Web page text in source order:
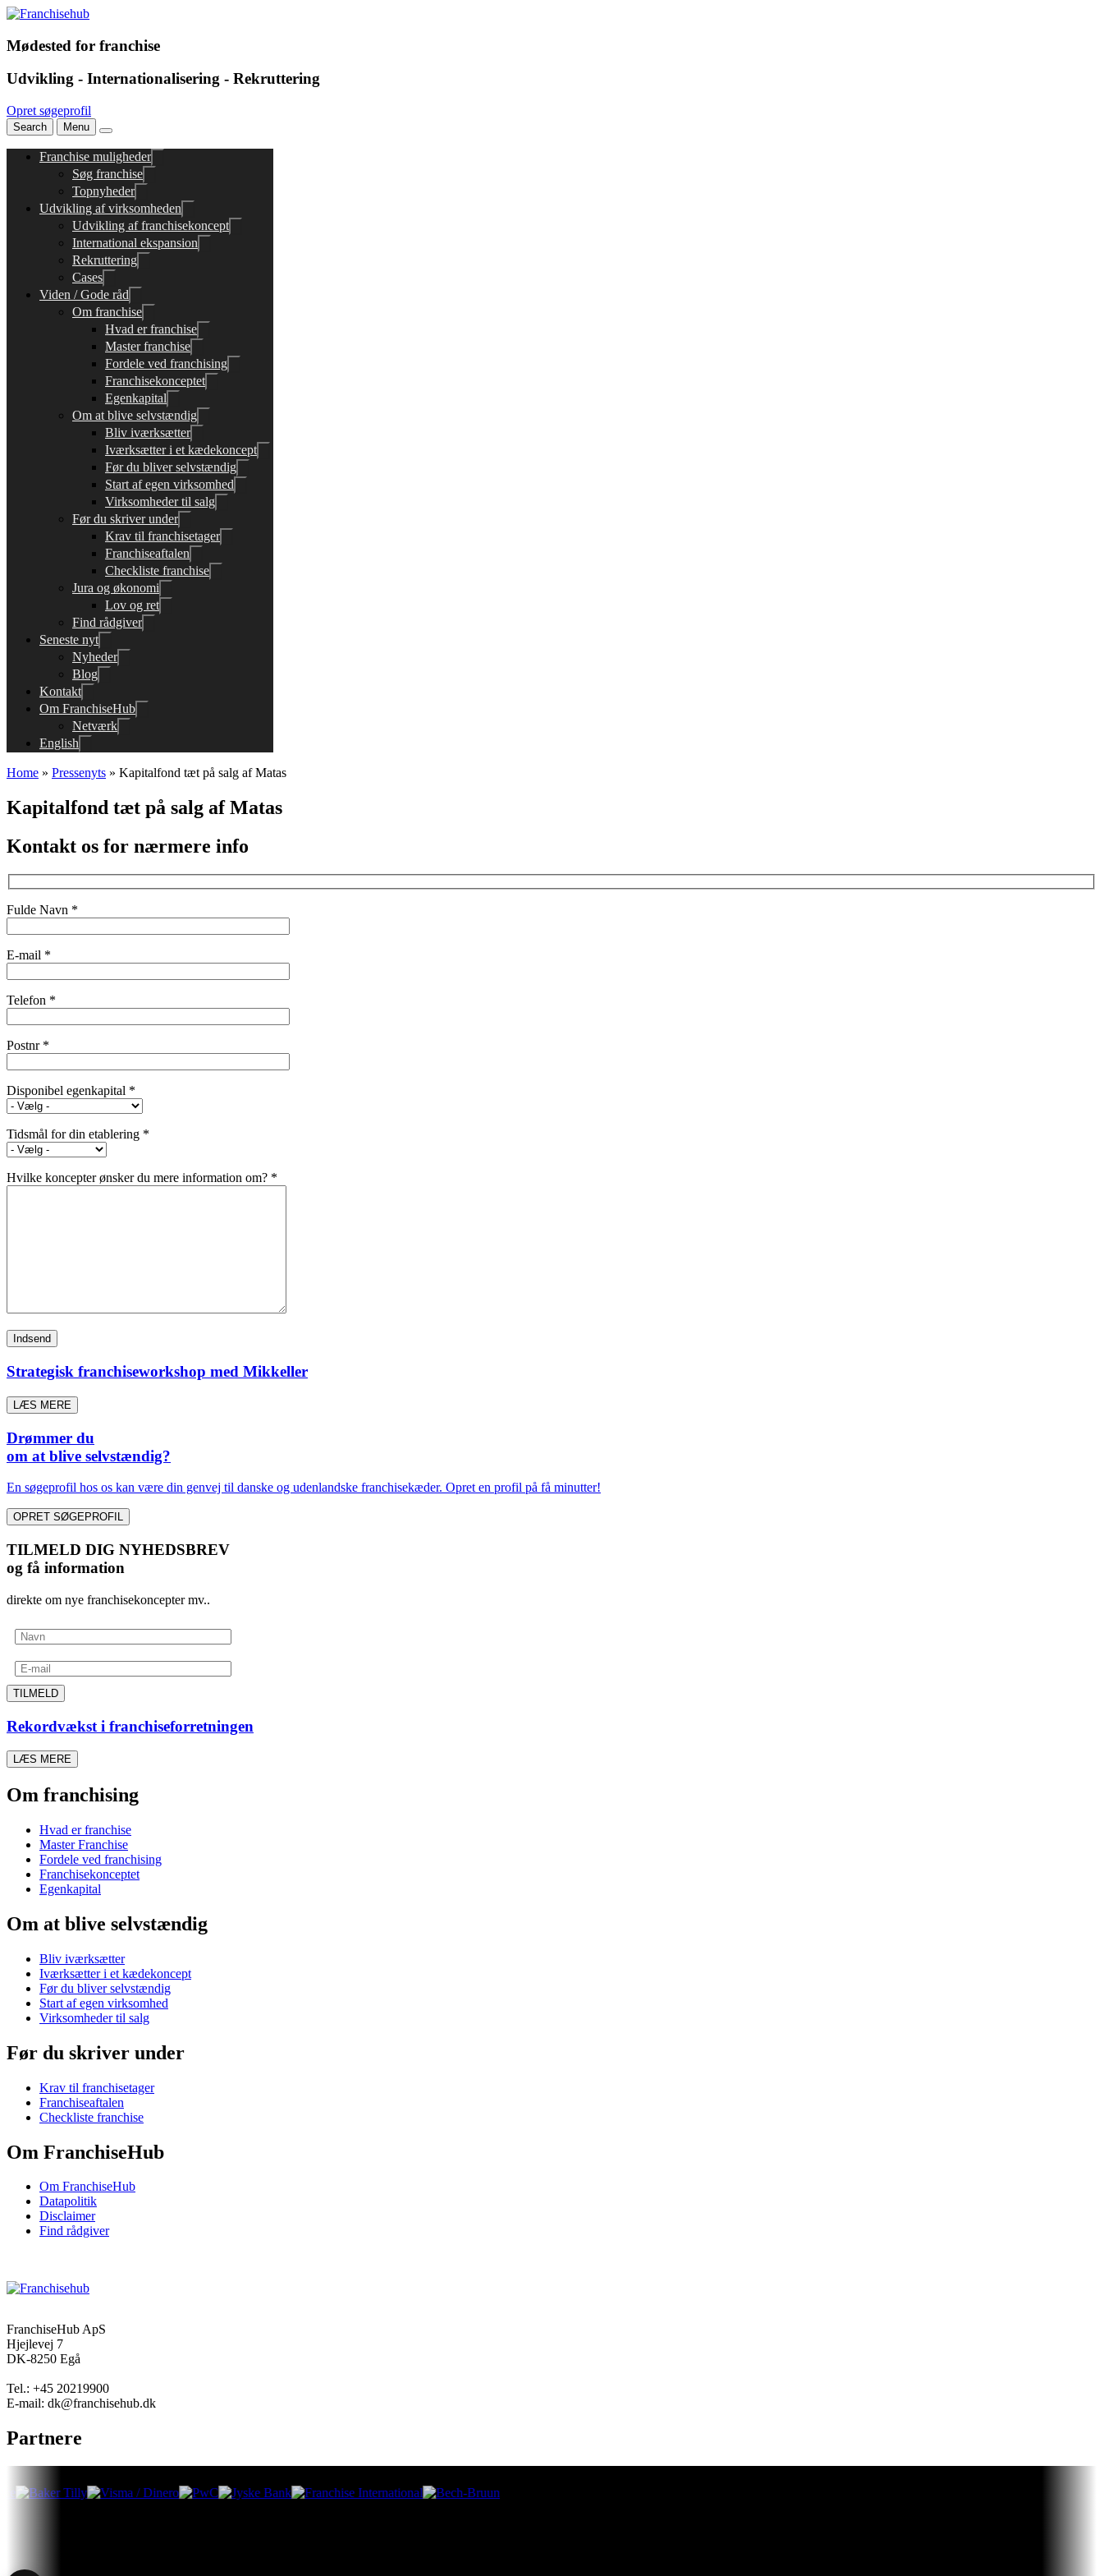
Mødested for franchise
Udvikling - Internationalisering - Rekruttering
Opret søgeprofil
Search Menu
Franchise muligheder
Søg franchise
Topnyheder
Udvikling af virksomheden
Udvikling af franchisekoncept
International ekspansion
Rekruttering
Cases
Viden / Gode råd
Om franchise
Hvad er franchise
Master franchise
Fordele ved franchising
Franchisekonceptet
Egenkapital
Om at blive selvstændig
Bliv iværksætter
Iværksætter i et kædekoncept
Før du bliver selvstændig
Start af egen virksomhed
Virksomheder til salg
Før du skriver under
Krav til franchisetager
Franchiseaftalen
Checkliste franchise
Jura og økonomi
Lov og ret
Find rådgiver
Seneste nyt
Nyheder
Blog
Kontakt
Om FranchiseHub
Netværk
English
Home » Pressenyts » Kapitalfond tæt på salg af Matas
Kapitalfond tæt på salg af Matas
Kontakt os for nærmere info
Fulde Navn *
E-mail *
Telefon *
Postnr *
Disponibel egenkapital *
Tidsmål for din etablering *
Hvilke koncepter ønsker du mere information om? *
Strategisk franchiseworkshop med Mikkeller
LÆS MERE
Drømmer du
om at blive selvstændig?
En søgeprofil hos os kan være din genvej til danske og udenlandske franchisekæder. Opret en profil på få minutter!
OPRET SØGEPROFIL
TILMELD DIG NYHEDSBREV
og få information
direkte om nye franchisekoncepter mv..
TILMELD
Rekordvækst i franchiseforretningen
LÆS MERE
Om franchising
Hvad er franchise
Master Franchise
Fordele ved franchising
Franchisekonceptet
Egenkapital
Om at blive selvstændig
Bliv iværksætter
Iværksætter i et kædekoncept
Før du bliver selvstændig
Start af egen virksomhed
Virksomheder til salg
Før du skriver under
Krav til franchisetager
Franchiseaftalen
Checkliste franchise
Om FranchiseHub
Om FranchiseHub
Datapolitik
Disclaimer
Find rådgiver
FranchiseHub ApS
Hjejlevej 7
DK-8250 Egå
Tel.: +45 20219900
E-mail: dk@franchisehub.dk
Partnere